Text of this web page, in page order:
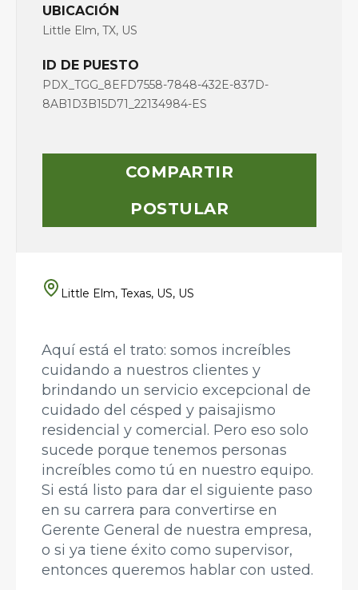
UBICACIÓN
Little Elm, TX, US
ID DE PUESTO
PDX_TGG_8EFD7558-7848-432E-837D-
8AB1D3B15D71_22134984-ES
COMPARTIR
POSTULAR
Little Elm, Texas, US, US
Aquí está el trato: somos increíbles
cuidando a nuestros clientes y
brindando un servicio excepcional de
cuidado del césped y paisajismo
residencial y comercial. Pero eso solo
sucede porque tenemos personas
increíbles como tú en nuestro equipo.
Si está listo para dar el siguiente paso
en su carrera para convertirse en
Gerente General de nuestra empresa,
o si ya tiene éxito como supervisor,
entonces queremos hablar con usted.